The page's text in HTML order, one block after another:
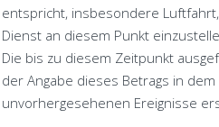
entspricht, insbesondere Luftfahrt,
Dienst an diesem Punkt
Die bis zu diesem Zeitpunkt
der Angabe dieses Betrags in
unvorhergesehenen Ereignisse